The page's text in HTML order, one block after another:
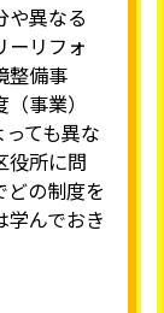
や異なる
ーリフォ
整備事
事業）
ても異な
役所に問
どの制度を
んでおき